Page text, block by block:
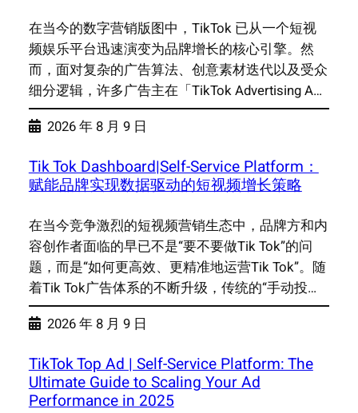
在当今的数字营销版图中，TikTok 已从一个短视
频娱乐平台迅速演变为品牌增长的核心引擎。然
而，面对复杂的广告算法、创意素材迭代以及受众
细分逻辑，许多广告主在「TikTok Advertising A…
2026 年 8 月 9 日
Tik Tok Dashboard|Self-Service Platform：
赋能品牌实现数据驱动的短视频增长策略
在当今竞争激烈的短视频营销生态中，品牌方和内
容创作者面临的早已不是“要不要做Tik Tok”的问
题，而是“如何更高效、更精准地运营Tik Tok”。随
着Tik Tok广告体系的不断升级，传统的“手动投…
2026 年 8 月 9 日
TikTok Top Ad | Self-Service Platform: The
Ultimate Guide to Scaling Your Ad
Performance in 2025